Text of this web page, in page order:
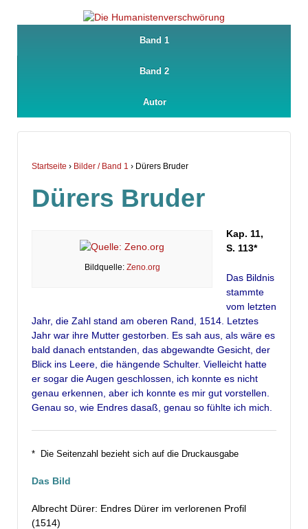
Band 1
Band 2
Autor
Startseite › Bilder / Band 1 › Dürers Bruder
Dürers Bruder
Bildquelle: Zeno.org
Kap. 11,
S. 113*
Das Bildnis
stammte
vom letzten
Jahr, die Zahl stand am oberen Rand, 1514. Letztes
Jahr war ihre Mutter gestorben. Es sah aus, als wäre es
bald danach entstanden, das abgewandte Gesicht, der
Blick ins Leere, die hängende Schulter. Vielleicht hatte
er sogar die Augen geschlossen, ich konnte es nicht
genau erkennen, aber ich konnte es mir gut vorstellen.
Genau so, wie Endres dasaß, genau so fühlte ich mich.
* Die Seitenzahl bezieht sich auf die Druckausgabe
Das Bild
Albrecht Dürer: Endres Dürer im verlorenen Profil
(1514)